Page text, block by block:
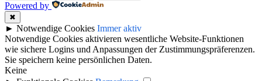
Powered by
✖
► Notwendige Cookies Immer aktiv
Notwendige Cookies aktivieren wesentliche Website-Funktionen
wie sichere Logins und Anpassungen der Zustimmungspräferenzen.
Sie speichern keine persönlichen Daten.
Keine